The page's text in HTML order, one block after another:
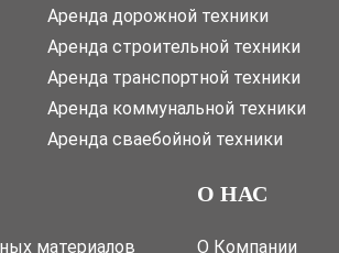
Аренда дорожной техники
Аренда строительной техники
Аренда транспортной техники
Аренда коммунальной техники
Аренда сваебойной техники
материалов
О НАС
О Компании